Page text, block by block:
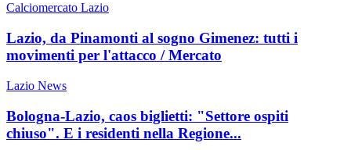
Calciomercato Lazio
Lazio, da Pinamonti al sogno Gimenez: tutti i
movimenti per l'attacco / Mercato
Lazio News
Bologna-Lazio, caos biglietti: "Settore ospiti
chiuso". E i residenti nella Regione...